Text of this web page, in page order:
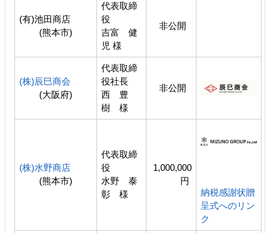
(有)池田商店
(熊本市)
代表取締
役
吉富 健
児 様
非公開
(株)辰巳商会
(大阪府)
代表取締
役社長
西 豊
樹 様
非公開
(株)水野商店
(熊本市)
代表取締
役
水野 泰
彰 様
1,000,000
円
納税感謝状贈
呈式へのリン
ク